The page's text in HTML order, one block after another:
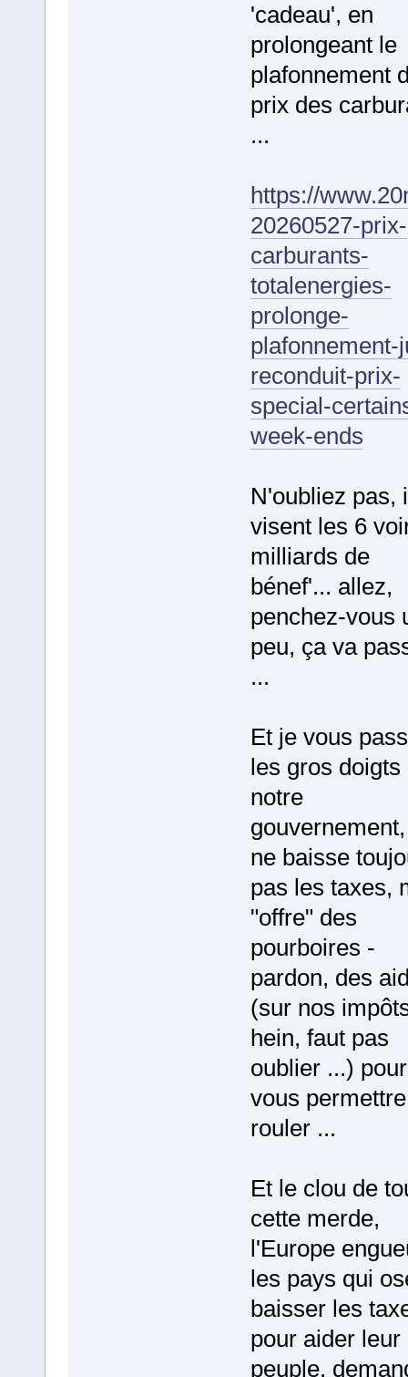
'cadeau', en
prolongeant le
plafonnement
prix des
...
https://
20260527-prix-
carburants-
totalenergies-
prolonge-
plafonnement-
reconduit-prix-
special-
week-ends
N'oubliez pas,
visent les 6
milliards de
bénef'... allez,
penchez-vous
peu, ça va
...
Et je vous
les gros doigts
notre
ne baisse
pas les taxes,
"offre" des
pourboires -
pardon, des
(sur nos
hein, faut pas
oublier ...) pour
vous
rouler ...
Et le clou de
cette merde,
l'Europe
les pays qui
baisser les
pour aider leur
peuple,